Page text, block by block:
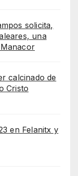
solicita,
una
calcinado de
Cristo
en Felanitx y